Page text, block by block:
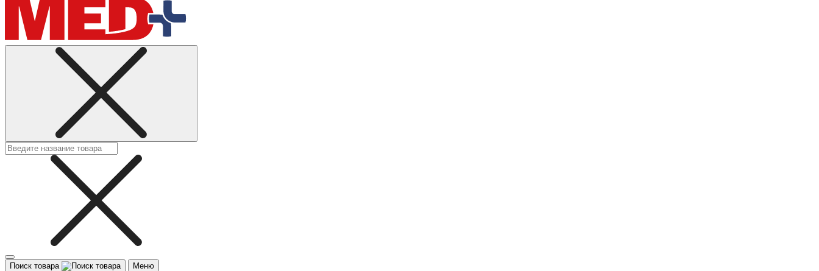
Поиск товара Меню